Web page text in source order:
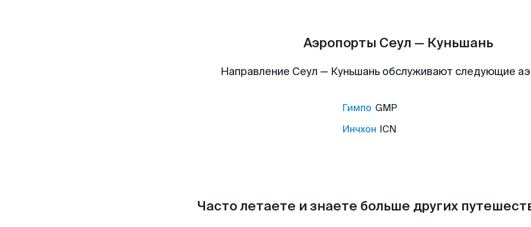
Аэропорты Сеул — Куньшань
Направление Сеул — Куньшань обслуживают следующие
Гимпо GMP
Инчхон ICN
Часто летаете и знаете больше других